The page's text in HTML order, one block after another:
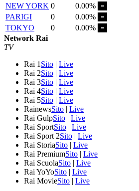
NEW YORK 0
0.00%
PARIGI
0
0.00%
TOKYO
0
0.00%
Network Rai
TV
Rai 1 Sito | Live
Rai 2Sito | Live
Rai 3Sito | Live
Rai 4Sito | Live
Rai 5Sito | Live
RainewsSito | Live
Rai GulpSito | Live
Rai SportSito | Live
Rai Sport 2Sito | Live
Rai StoriaSito | Live
Rai PremiumSito | Live
Rai ScuolaSito | Live
Rai YoYoSito | Live
Rai MovieSito | Live